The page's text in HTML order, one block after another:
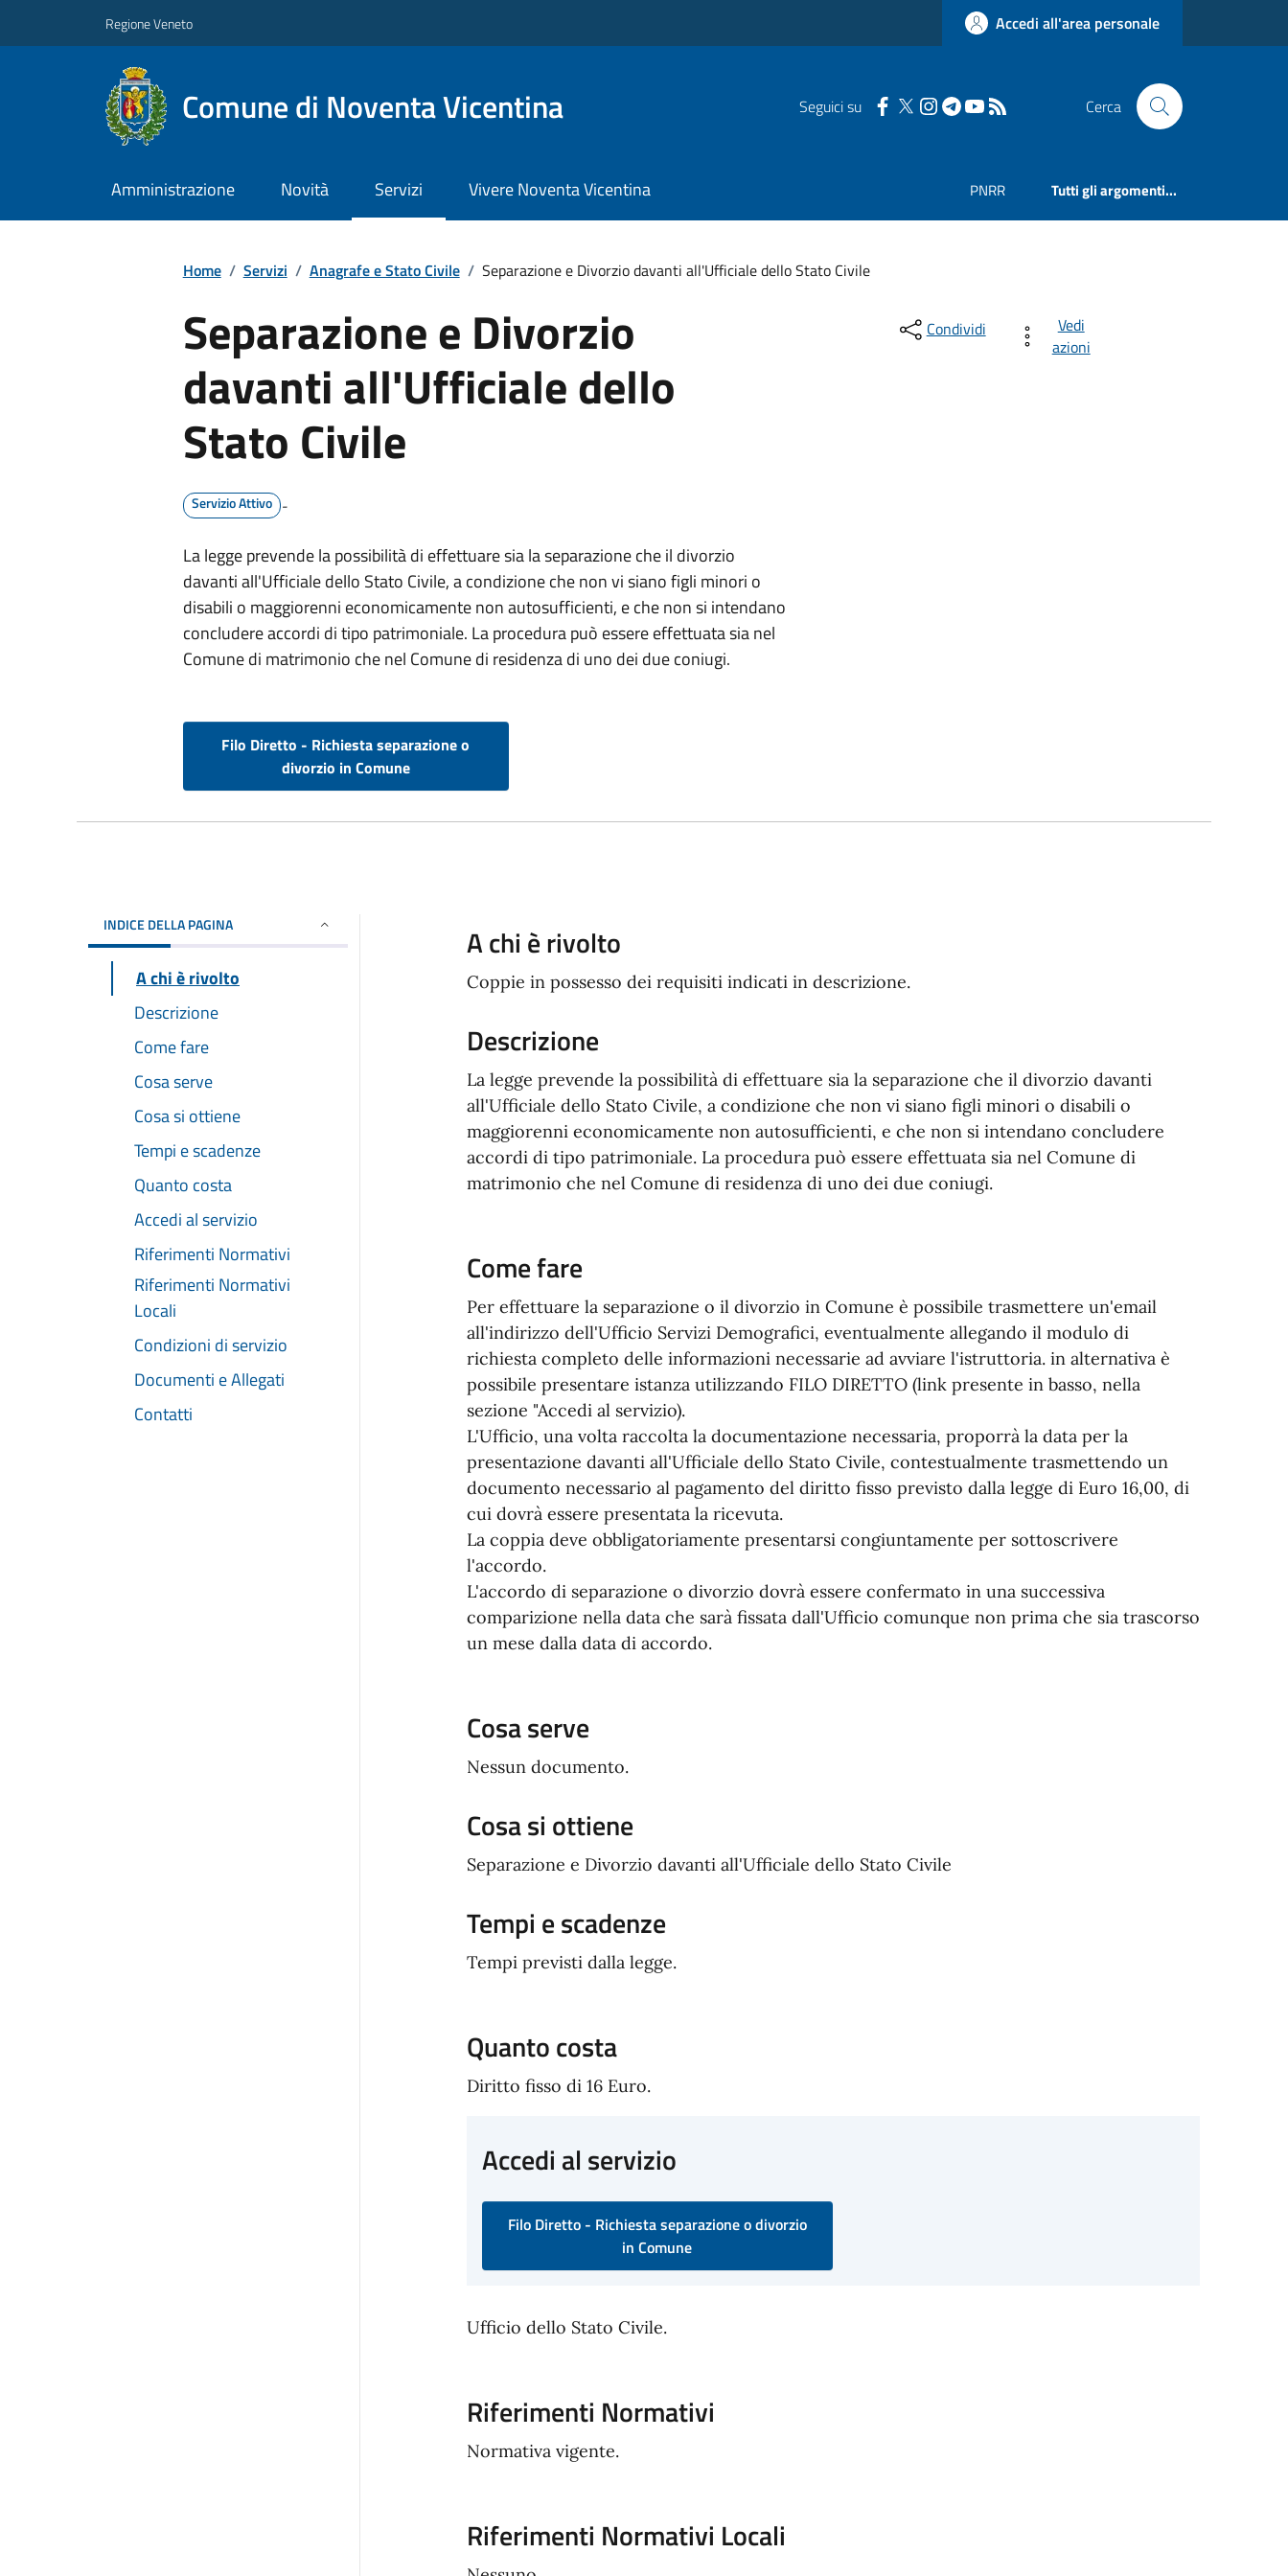
Regione Veneto Accedi all'area personale
Comune di Noventa Vicentina Seguici su Cerca
Amministrazione Novità Servizi Vivere Noventa Vicentina PNRR Tutti gli argomenti...
Home / Servizi / Anagrafe e Stato Civile / Separazione e Divorzio davanti all'Ufficiale dello Stato Civile
Separazione e Divorzio
davanti all'Ufficiale dello
Stato Civile
Servizio Attivo -
La legge prevende la possibilità di effettuare sia la separazione che il divorzio
davanti all'Ufficiale dello Stato Civile, a condizione che non vi siano figli minori o
disabili o maggiorenni economicamente non autosufficienti, e che non si intendano
concludere accordi di tipo patrimoniale. La procedura può essere effettuata sia nel
Comune di matrimonio che nel Comune di residenza di uno dei due coniugi.
Filo Diretto - Richiesta separazione o
divorzio in Comune
Condividi
Vedi
azioni
INDICE DELLA PAGINA
A chi è rivolto
Descrizione
Come fare
Cosa serve
Cosa si ottiene
Tempi e scadenze
Quanto costa
Accedi al servizio
Riferimenti Normativi
Riferimenti Normativi
Locali
Condizioni di servizio
Documenti e Allegati
Contatti
A chi è rivolto
Coppie in possesso dei requisiti indicati in descrizione.
Descrizione
La legge prevende la possibilità di effettuare sia la separazione che il divorzio davanti
all'Ufficiale dello Stato Civile, a condizione che non vi siano figli minori o disabili o
maggiorenni economicamente non autosufficienti, e che non si intendano concludere
accordi di tipo patrimoniale. La procedura può essere effettuata sia nel Comune di
matrimonio che nel Comune di residenza di uno dei due coniugi.
Come fare
Per effettuare la separazione o il divorzio in Comune è possibile trasmettere un'email
all'indirizzo dell'Ufficio Servizi Demografici, eventualmente allegando il modulo di
richiesta completo delle informazioni necessarie ad avviare l'istruttoria. in alternativa è
possibile presentare istanza utilizzando FILO DIRETTO (link presente in basso, nella
sezione "Accedi al servizio).
L'Ufficio, una volta raccolta la documentazione necessaria, proporrà la data per la
presentazione davanti all'Ufficiale dello Stato Civile, contestualmente trasmettendo un
documento necessario al pagamento del diritto fisso previsto dalla legge di Euro 16,00, di
cui dovrà essere presentata la ricevuta.
La coppia deve obbligatoriamente presentarsi congiuntamente per sottoscrivere
l'accordo.
L'accordo di separazione o divorzio dovrà essere confermato in una successiva
comparizione nella data che sarà fissata dall'Ufficio comunque non prima che sia trascorso
un mese dalla data di accordo.
Cosa serve
Nessun documento.
Cosa si ottiene
Separazione e Divorzio davanti all'Ufficiale dello Stato Civile
Tempi e scadenze
Tempi previsti dalla legge.
Quanto costa
Diritto fisso di 16 Euro.
Accedi al servizio
Filo Diretto - Richiesta separazione o divorzio
in Comune
Ufficio dello Stato Civile.
Riferimenti Normativi
Normativa vigente.
Riferimenti Normativi Locali